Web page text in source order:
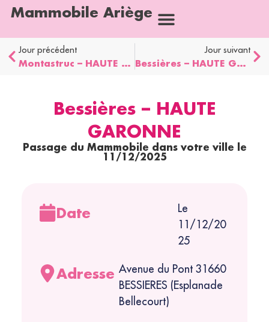
Mammobile Ariège
Jour précédent
Montastruc – HAUTE GARONNE
Jour suivant
Bessières – HAUTE GARONNE
Bessières – HAUTE
GARONNE
Passage du Mammobile dans votre ville le
11/12/2025
Date
Le
11/12/20
25
Adresse Avenue du Pont 31660
BESSIERES (Esplanade
Bellecourt)